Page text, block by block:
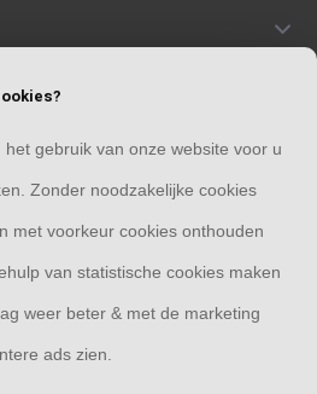
gebruik van onze website voor u
Zonder noodzakelijke cookies
met voorkeur cookies onthouden
van statistische cookies maken
weer beter & met de marketing
ads zien.